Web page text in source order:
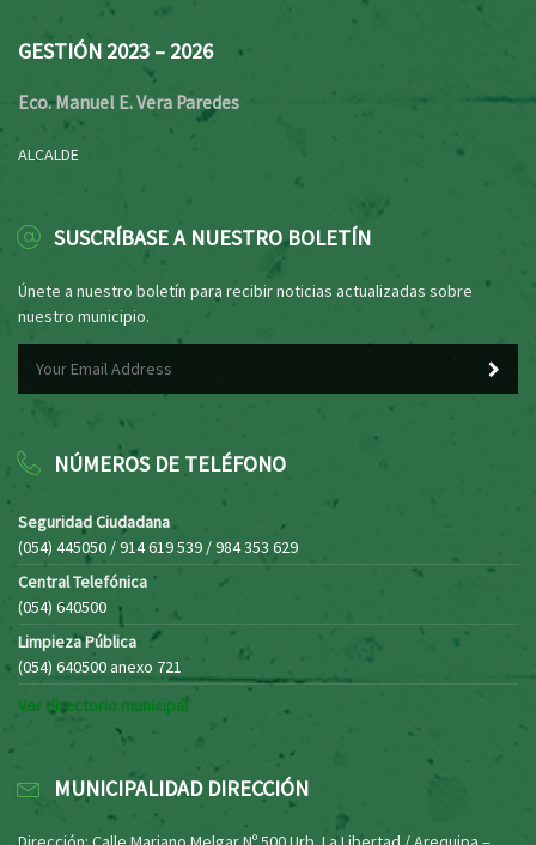
GESTIÓN 2023 – 2026
Eco. Manuel E. Vera Paredes
ALCALDE
SUSCRÍBASE A NUESTRO BOLETÍN
Únete a nuestro boletín para recibir noticias actualizadas sobre
nuestro municipio.
NÚMEROS DE TELÉFONO
Seguridad Ciudadana
(054) 445050 / 914 619 539 / 984 353 629
Central Telefónica
(054) 640500
Limpieza Pública
(054) 640500 anexo 721
Ver directorio municipal
MUNICIPALIDAD DIRECCIÓN